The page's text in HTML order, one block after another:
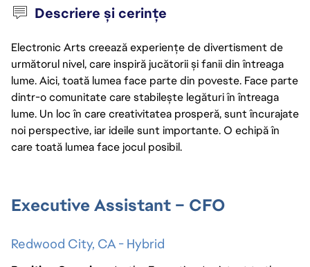
Descriere și cerințe
Electronic Arts creează experiențe de divertisment de
următorul nivel, care inspiră jucătorii și fanii din întreaga
lume. Aici, toată lumea face parte din poveste. Face parte
dintr-o comunitate care stabilește legături în întreaga
lume. Un loc în care creativitatea prosperă, sunt încurajate
noi perspective, iar ideile sunt importante. O echipă în
care toată lumea face jocul posibil.
Executive Assistant – CFO
Redwood City, CA - Hybrid